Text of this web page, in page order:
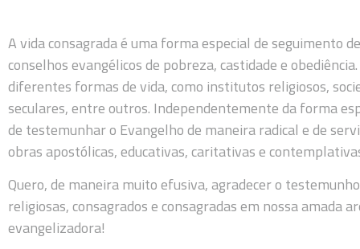
A vida consagrada é uma forma especial de seguimento
conselhos evangélicos de pobreza, castidade e
diferentes formas de vida, como institutos religiosos,
seculares, entre outros. Independentemente da forma
de testemunhar o Evangelho de maneira radical e de
obras apostólicas, educativas, caritativas e
Quero, de maneira muito efusiva, agradecer o
religiosas, consagrados e consagradas em nossa amada
evangelizadora!